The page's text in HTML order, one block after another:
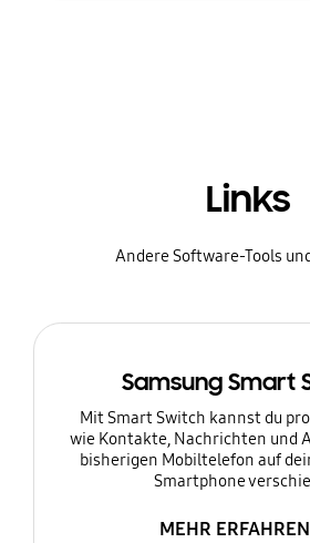
Links
Andere Software-Tools
Samsung Smart
Mit Smart Switch kannst du
wie Kontakte, Nachrichten und
bisherigen Mobiltelefon auf
Smartphone
MEHR ERFAHREN